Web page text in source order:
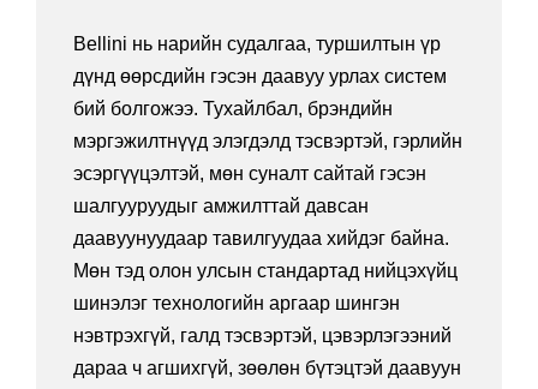
Bellini нь нарийн судалгаа, туршилтын үр
дүнд өөрсдийн гэсэн даавуу урлах систем
бий болгожээ. Тухайлбал, брэндийн
мэргэжилтнүүд элэгдэлд тэсвэртэй, гэрлийн
эсэргүүцэлтэй, мөн суналт сайтай гэсэн
шалгууруудыг амжилттай давсан
даавуунуудаар тавилгуудаа хийдэг байна.
Мөн тэд олон улсын стандартад нийцэхүйц
шинэлэг технологийн аргаар шингэн
нэвтрэхгүй, галд тэсвэртэй, цэвэрлэгээний
дараа ч агшихгүй, зөөлөн бүтэцтэй даавуун